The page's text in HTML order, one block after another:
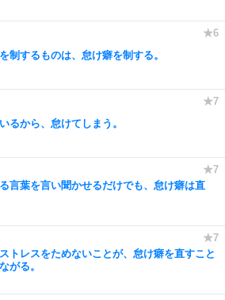
制するものは、怠け癖を制する。
るから、怠けてしまう。
言葉を言い聞かせるだけでも、怠け癖は直
トレスをためないことが、怠け癖を直すこと
がる。